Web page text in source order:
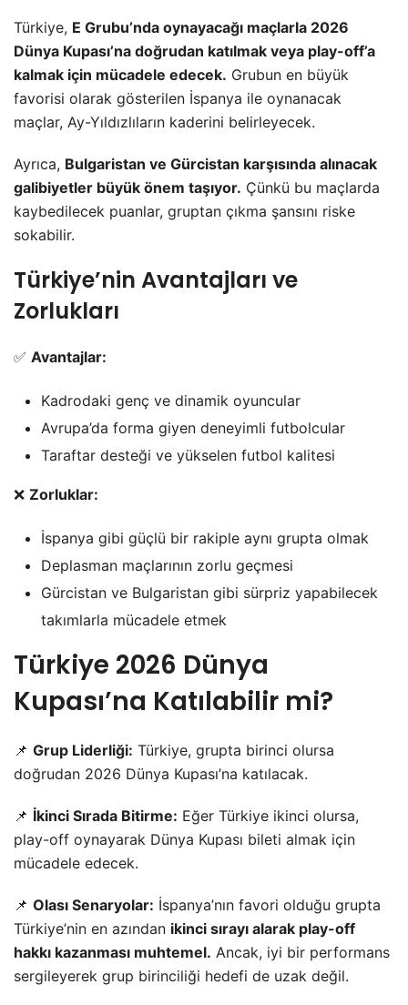
Türkiye, E Grubu’nda oynayacağı maçlarla 2026
Dünya Kupası’na doğrudan katılmak veya play-off’a
kalmak için mücadele edecek. Grubun en büyük
favorisi olarak gösterilen İspanya ile oynanacak
maçlar, Ay-Yıldızlıların kaderini belirleyecek.
Ayrıca, Bulgaristan ve Gürcistan karşısında alınacak
galibiyetler büyük önem taşıyor. Çünkü bu maçlarda
kaybedilecek puanlar, gruptan çıkma şansını riske
sokabilir.
Türkiye’nin Avantajları ve
Zorlukları
✅ Avantajlar:
Kadrodaki genç ve dinamik oyuncular
Avrupa’da forma giyen deneyimli futbolcular
Taraftar desteği ve yükselen futbol kalitesi
❌ Zorluklar:
İspanya gibi güçlü bir rakiple aynı grupta olmak
Deplasman maçlarının zorlu geçmesi
Gürcistan ve Bulgaristan gibi sürpriz yapabilecek
takımlarla mücadele etmek
Türkiye 2026 Dünya
Kupası’na Katılabilir mi?
📌 Grup Liderliği: Türkiye, grupta birinci olursa
doğrudan 2026 Dünya Kupası’na katılacak.
📌 İkinci Sırada Bitirme: Eğer Türkiye ikinci olursa,
play-off oynayarak Dünya Kupası bileti almak için
mücadele edecek.
📌 Olası Senaryolar: İspanya’nın favori olduğu grupta
Türkiye’nin en azından ikinci sırayı alarak play-off
hakkı kazanması muhtemel. Ancak, iyi bir performans
sergileyerek grup birinciliği hedefi de uzak değil.